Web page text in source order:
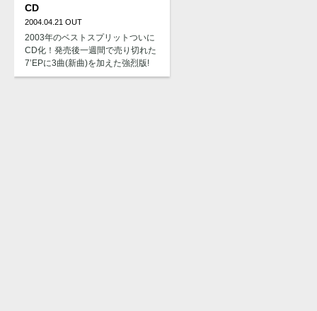
CD
2004.04.21 OUT
2003年のベストスプリットついに
CD化！発売後一週間で売り切れた
7’EPに3曲(新曲)を加えた強烈版!